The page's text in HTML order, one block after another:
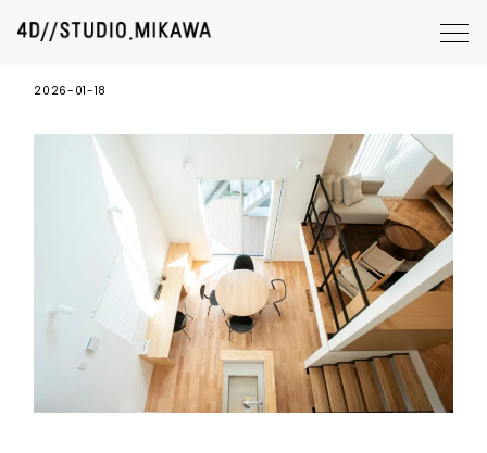
施工事例08_5
2026-01-18